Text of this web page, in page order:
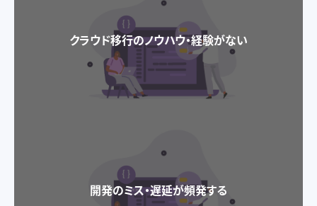
クラウド移行のノウハウ・経験がない
開発のミス・遅延が頻発する